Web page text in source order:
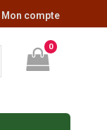
Mon compte
0